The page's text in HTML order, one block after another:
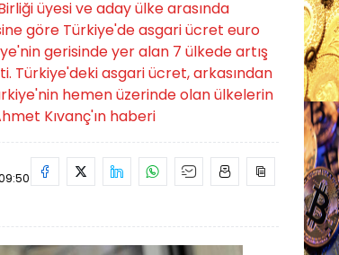
üyesi ve aday ülke arasında
göre Türkiye'de asgari ücret euro
gerisinde yer alan 7 ülkede artış
Türkiye'deki asgari ücret, arkasından
hemen üzerinde olan ülkelerin
Kıvanç'ın haberi